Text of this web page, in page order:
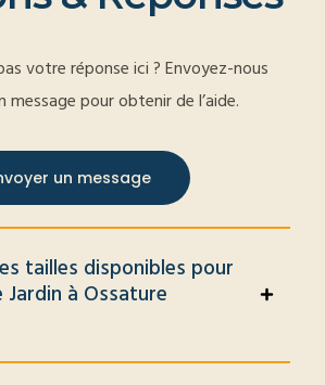
votre réponse ici ? Envoyez-nous
message pour obtenir de l’aide.
un message
tailles disponibles pour
à Ossature